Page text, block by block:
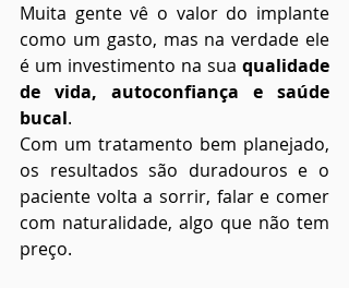
Muita gente vê o valor do implante
como um gasto, mas na verdade ele
é um investimento na sua qualidade
de vida, autoconfiança e saúde
bucal.
Com um tratamento bem planejado,
os resultados são duradouros e o
paciente volta a sorrir, falar e comer
com naturalidade, algo que não tem
preço.